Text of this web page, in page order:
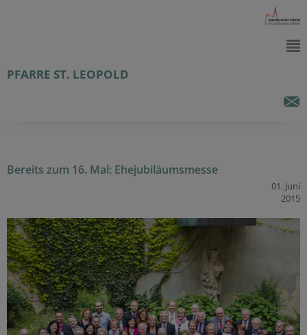
PFARRE ST. LEOPOLD
Bereits zum 16. Mal: Ehejubiläumsmesse
01. Juni
2015